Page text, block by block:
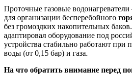
Проточные газовые
для организации бесперебойного
без громоздких накопительных
адаптировал оборудование под
устройства стабильно работают
воды (от 0,15 бар) и газа.
На что обратить внимание перед